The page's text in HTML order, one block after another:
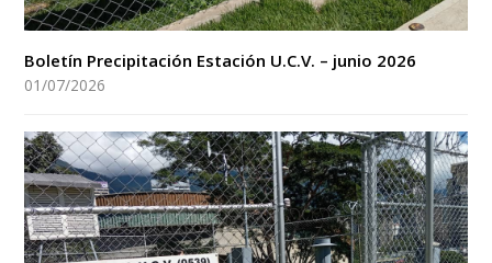
Boletín Precipitación Estación U.C.V. – junio 2026
01/07/2026